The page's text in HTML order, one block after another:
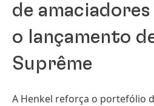
de
o lançamento
Suprême
A Henkel reforça o portefólio